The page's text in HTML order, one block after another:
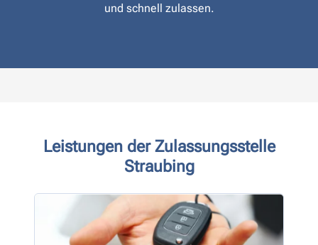
und schnell zulassen.
Leistungen der Zulassungsstelle
Straubing